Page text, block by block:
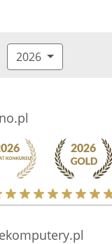
2026